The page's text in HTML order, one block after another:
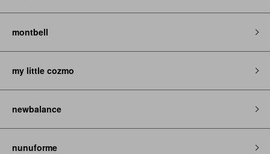
montbell
my little cozmo
newbalance
nunuforme